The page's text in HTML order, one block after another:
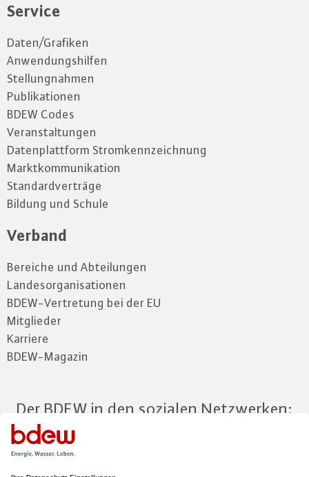
Service
Daten/Grafiken
Anwendungshilfen
Stellungnahmen
Publikationen
BDEW Codes
Veranstaltungen
Datenplattform Stromkennzeichnung
Marktkommunikation
Standardverträge
Bildung und Schule
Verband
Bereiche und Abteilungen
Landesorganisationen
BDEW-Vertretung bei der EU
Mitglieder
Karriere
BDEW-Magazin
Der BDEW in den sozialen Netzwerken: